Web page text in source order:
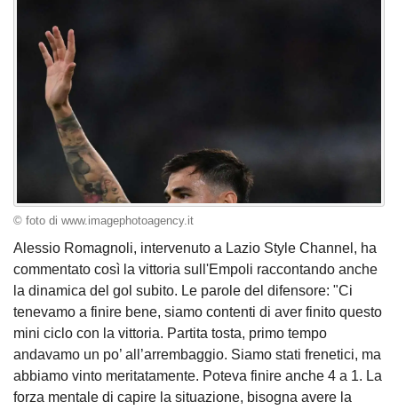
© foto di www.imagephotoagency.it
Alessio Romagnoli, intervenuto a Lazio Style Channel, ha
commentato così la vittoria sull'Empoli raccontando anche
la dinamica del gol subito. Le parole del difensore: "Ci
tenevamo a finire bene, siamo contenti di aver finito questo
mini ciclo con la vittoria. Partita tosta, primo tempo
andavamo un po’ all’arrembaggio. Siamo stati frenetici, ma
abbiamo vinto meritatamente. Poteva finire anche 4 a 1. La
forza mentale di capire la situazione, bisogna avere la